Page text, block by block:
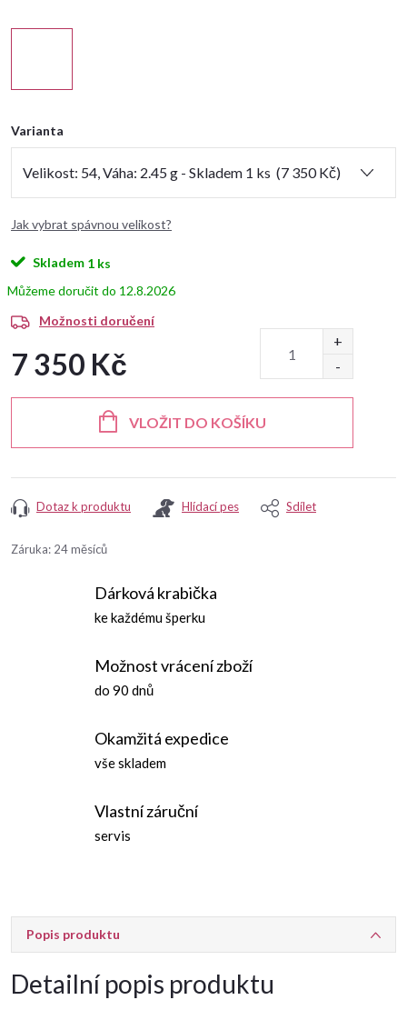
Varianta
Jak vybrat spávnou velikost?
Skladem 1 ks
12.8.2026
Možnosti doručení
7 350 Kč
VLOŽIT DO KOŠÍKU
Dotaz k produktu Hlídací pes Sdílet
Záruka: 24 měsíců
Dárková krabička
ke každému šperku
Možnost vrácení zboží
do 90 dnů
Okamžitá expedice
vše skladem
Vlastní záruční
servis
Popis produktu
Detailní popis produktu